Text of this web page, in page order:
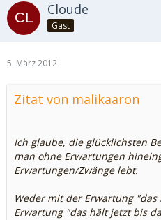
Cloude
Gast
5. März 2012
Zitat von malikaaron
Ich glaube, die glücklichsten
man ohne Erwartungen
Erwartungen/Zwänge lebt.
Weder mit der Erwartung
Erwartung "das hält jetzt bis